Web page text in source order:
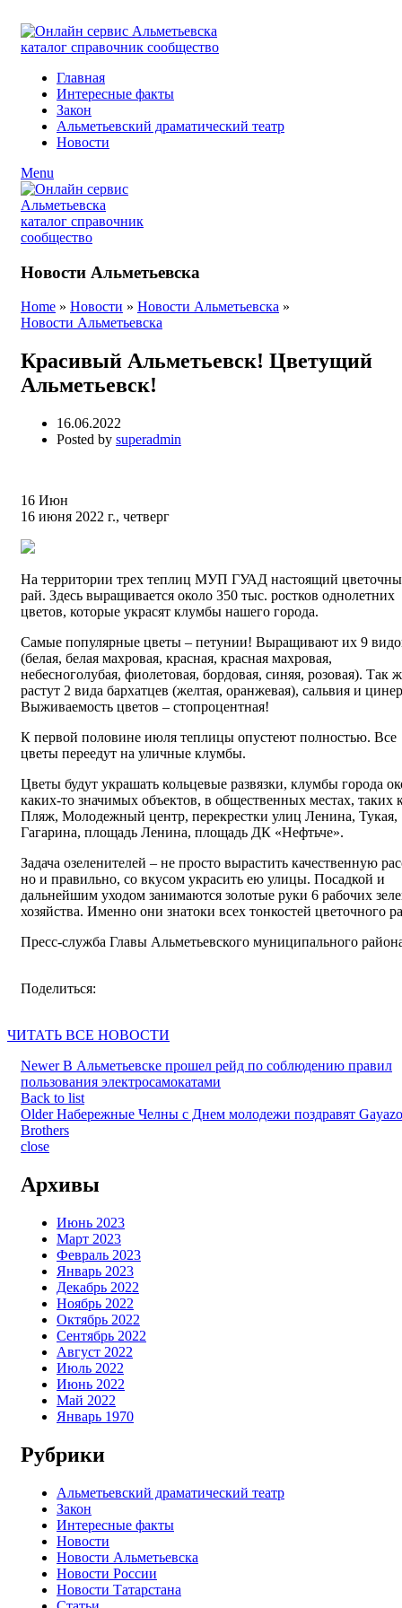
Главная
Интересные факты
Закон
Альметьевский драматический театр
Новости
Menu
Новости Альметьевска
Home » Новости » Новости Альметьевска »
Новости Альметьевска
Красивый Альметьевск! Цветущий
Альметьевск!
16.06.2022
Posted by superadmin
16 Июн
16 июня 2022 г., четверг
На территории трех теплиц МУП ГУАД настоящий
рай. Здесь выращивается около 350 тыс. ростков однолетних
цветов, которые украсят клумбы нашего города.
Самые популярные цветы – петунии! Выращивают их 9
(белая, белая махровая, красная, красная махровая,
небесноголубая, фиолетовая, бордовая, синяя, розовая). Так
растут 2 вида бархатцев (желтая, оранжевая), сальвия и
Выживаемость цветов – стопроцентная!
К первой половине июля теплицы опустеют полностью. Все
цветы переедут на уличные клумбы.
Цветы будут украшать кольцевые развязки, клумбы города
каких-то значимых объектов, в общественных местах, таких
Пляж, Молодежный центр, перекрестки улиц Ленина, Тукая,
Гагарина, площадь Ленина, площадь ДК «Нефтьче».
Задача озеленителей – не просто вырастить качественную
но и правильно, со вкусом украсить ею улицы. Посадкой и
дальнейшим уходом занимаются золотые руки 6 рабочих
хозяйства. Именно они знатоки всех тонкостей цветочного
Пресс-служба Главы Альметьевского муниципального
Поделиться:
ЧИТАТЬ ВСЕ НОВОСТИ
Newer В Альметьевске прошел рейд по соблюдению правил
пользования электросамокатами
Back to list
Older Набережные Челны с Днем молодежи поздравят
Brothers
close
Архивы
Июнь 2023
Март 2023
Февраль 2023
Январь 2023
Декабрь 2022
Ноябрь 2022
Октябрь 2022
Сентябрь 2022
Август 2022
Июль 2022
Июнь 2022
Май 2022
Январь 1970
Рубрики
Альметьевский драматический театр
Закон
Интересные факты
Новости
Новости Альметьевска
Новости России
Новости Татарстана